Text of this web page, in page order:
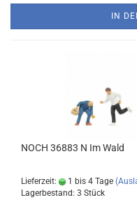
IN
NOCH 36883 N Im Wald
Lieferzeit: 1 bis 4 Tage
Lagerbestand: 3 Stück